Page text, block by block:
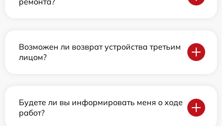
Возможен ли возврат устройства третьим
лицом?
Будете ли вы информировать меня о ходе
работ?